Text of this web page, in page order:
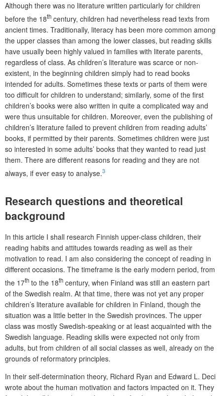
Although there was no literature written particularly for children
before the 18th century, children had nevertheless read texts from
ancient times. Traditionally, literacy has been more common among
the upper classes than among the lower classes, but reading skills
have usually been highly valued in families with literate parents,
regardless of class. As children’s literature was scarce or non-
existent, in the beginning children simply had to read books
intended for adults. Sometimes these texts or parts of them were
too difficult for children to understand; similarly, some of the first
children’s books were also written in quite a complicated way and
were thus unsuitable for children. Moreover, even the publishing of
children’s literature failed to prevent children from reading adults’
books, if permitted by their parents. Sometimes children were just
so interested in some adults’ books that they wanted to read just
them. There are different reasons for reading and they are not
always, if ever easy to analyse.3
Research questions and theoretical
background
In this article I shall research Finnish upper-class children, their
reading habits and attitudes towards reading as well as their
motivation to read. I am also considering the concept of reading in
different occasions. The timeframe is the early modern period, from
the 17th to the 18th century, when Finland was still an eastern part
of the Swedish realm. At that time, there was not yet any proper
children’s literature available for children in Finland, though the
situation was a little better in the Swedish provinces. The upper
class was mostly Swedish-speaking or at least acquainted with the
Swedish language. Reading skills were expected not only from
adults, but from children of all social classes as well, already on the
grounds of reformatory principles.
In their self-determination theory, Richard Ryan and Edward L. Deci
wrote about the human motivation and factors impacted on it. They